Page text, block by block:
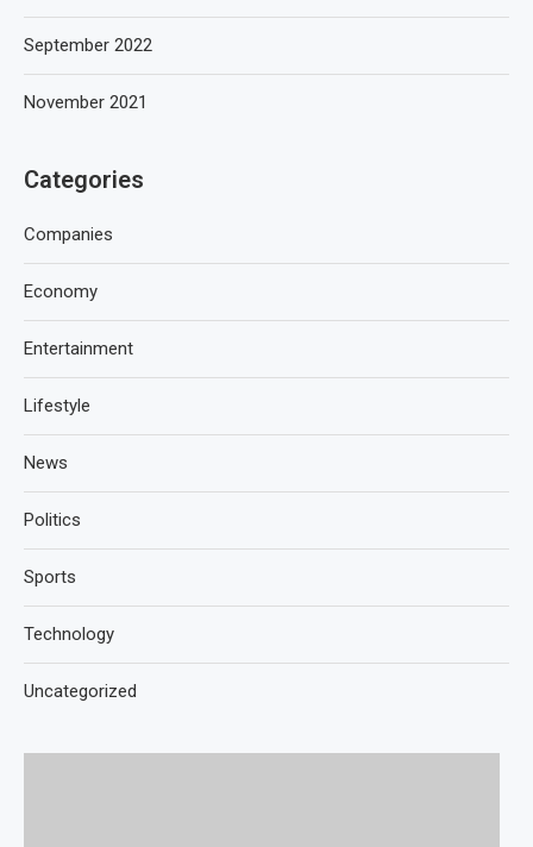
September 2022
November 2021
Categories
Companies
Economy
Entertainment
Lifestyle
News
Politics
Sports
Technology
Uncategorized